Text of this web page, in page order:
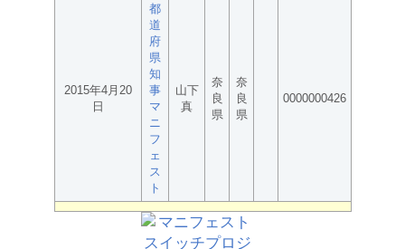
2015年4月20
日
都
道
府
県
知
事
マ
ニ
フ
ェ
ス
ト
山下
真
奈
良
県
奈
良
県
0000000426